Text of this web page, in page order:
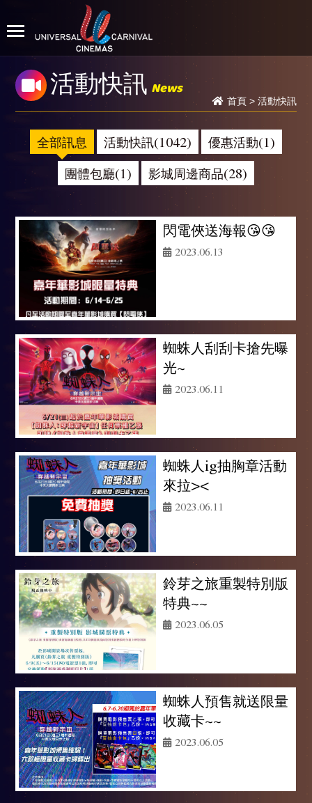
活動快訊 News
首頁> 活動快訊
全部訊息 活動快訊(1042)
優惠活動(1)
團體包廳(1)
影城周邊商品(28)
閃電俠送海報😘😘
2023.06.13
蜘蛛人刮刮卡搶先曝
光~
2023.06.11
蜘蛛人ig抽胸章活動
來拉><
2023.06.11
鈴芽之旅重製特別版
特典~~
2023.06.05
蜘蛛人預售就送限量
收藏卡~~
2023.06.05